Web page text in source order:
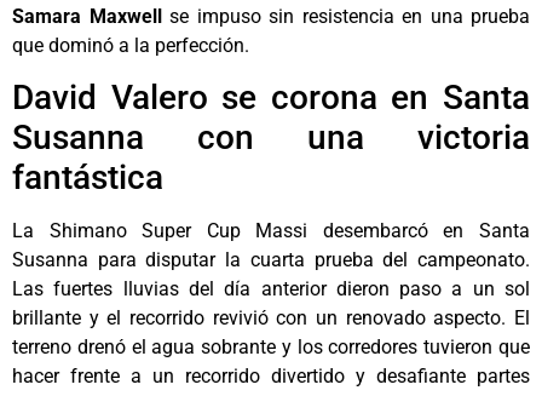
Samara Maxwellse impuso sin resistencia en una prueba
que dominó a la perfección.
David Valero se corona en Santa
Susanna con una victoria
fantástica
La Shimano Super Cup Massi desembarcó en Santa
Susanna para disputar la cuarta prueba del campeonato.
Las fuertes lluvias del día anterior dieron paso a un sol
brillante y el recorrido revivió con un renovado aspecto. El
terreno drenó el agua sobrante y los corredores tuvieron que
hacer frente a un recorrido divertido y desafiante partes